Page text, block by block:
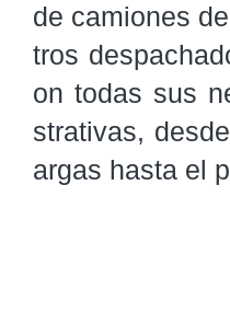
de camiones
tros
on todas sus
strativas,
argas hasta el